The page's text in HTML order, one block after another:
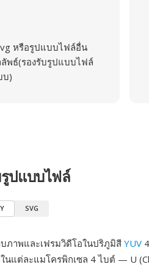
หรือรูปแบบไฟล์อื่น
พธ์(รองรับรูปแบบไฟล์
บ)
รูปแบบไฟล์
SVG
ภาพและเฟรมวิดีโอในปริภูมิสีYUV
แต่ละแมโครพิกเซล 4 ไบต์ — U